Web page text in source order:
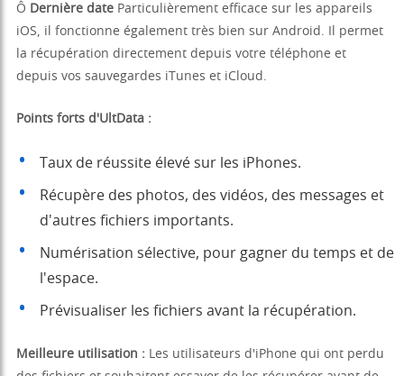
Ô Dernière date Particulièrement efficace sur les appareils
iOS, il fonctionne également très bien sur Android. Il permet
la récupération directement depuis votre téléphone et
depuis vos sauvegardes iTunes et iCloud.
Points forts d'UltData :
Taux de réussite élevé sur les iPhones.
Récupère des photos, des vidéos, des messages et
d'autres fichiers importants.
Numérisation sélective, pour gagner du temps et de
l'espace.
Prévisualiser les fichiers avant la récupération.
Meilleure utilisation : Les utilisateurs d'iPhone qui ont perdu